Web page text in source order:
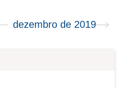
dezembro de 2019